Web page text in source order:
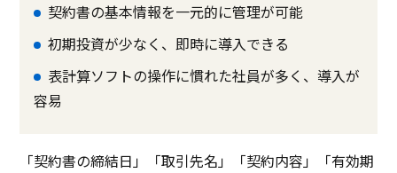
契約書の基本情報を一元的に管理が可能
初期投資が少なく、即時に導入できる
表計算ソフトの操作に慣れた社員が多く、導入が
容易
「契約書の締結日」「取引先名」「契約内容」「有効期